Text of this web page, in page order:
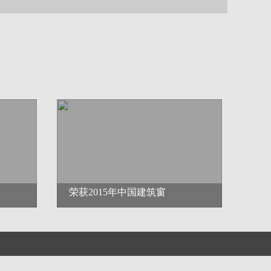
荣获2015年中国建筑窗